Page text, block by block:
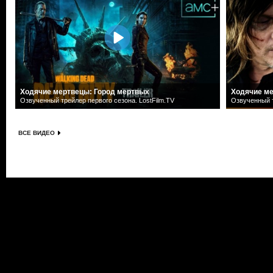
Ходячие мертвецы: Город мертвых
Озвученный трейлер первого сезона. LostFilm.TV
Ходячие
Озвученный
ВСЕ ВИДЕО